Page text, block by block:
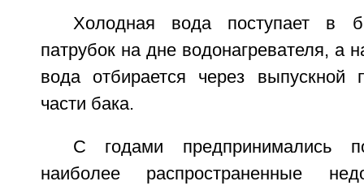
Холодная вода поступает в
патрубок на дне водонагревателя, а
вода отбирается через выпускной
части бака.
С годами предпринимались
наиболее распространенные